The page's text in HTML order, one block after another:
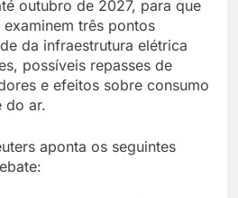
outubro de 2027, para que
três pontos
da infraestrutura elétrica
possíveis repasses de
e efeitos sobre consumo
do ar.
aponta os seguintes